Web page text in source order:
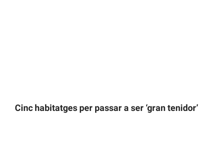
Cinc habitatges per passar a ser ‘gran tenidor’